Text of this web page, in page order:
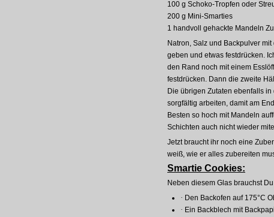
100 g Schoko-Tropfen oder
200 g Mini-Smarties
1 handvoll gehackte Mandeln
Natron, Salz und Backpulver
geben und etwas festdrücken.
den Rand noch mit einem
festdrücken. Dann die zweite
Die übrigen Zutaten ebenfalls
sorgfältig arbeiten, damit am
Besten so hoch mit Mandeln
Schichten auch nicht wieder
Jetzt braucht ihr noch eine
weiß, wie er alles zubereiten
Smartie Cookies:
Neben diesem Glas brauchst
· Den Backofen auf 175°C
· Ein Backblech mit